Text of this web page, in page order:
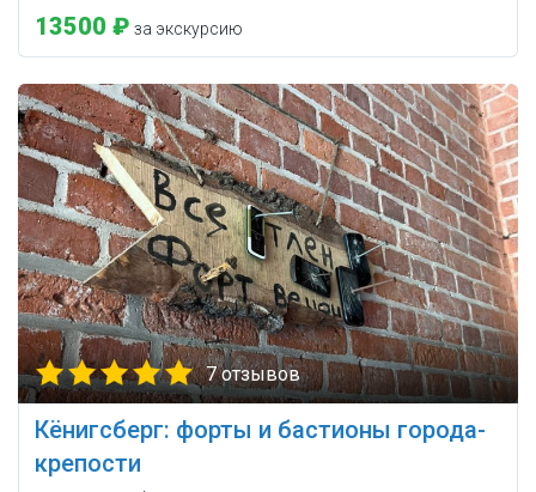
13500 ₽ за экскурсию
7 отзывов
Кёнигсберг: форты и бастионы города-
крепости